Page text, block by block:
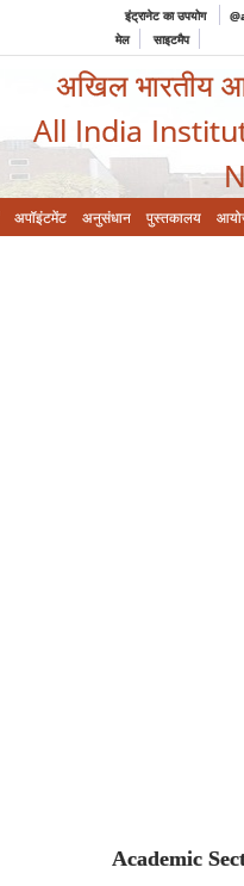
इंट्रानेट का उपयोग
मेल
साइटमैप
अखिल भारतीय
All India
अपॉइंटमेंट अनुसंधान पुस्तकालय
Academic